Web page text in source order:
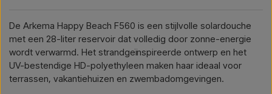
De Arkema Happy Beach F560 is een stijlvolle solardouche
met een 28-liter reservoir dat volledig door zonne-energie
wordt verwarmd. Het strandgeïnspireerde ontwerp en het
UV-bestendige HD-polyethyleen maken haar ideaal voor
terrassen, vakantiehuizen en zwembadomgevingen.